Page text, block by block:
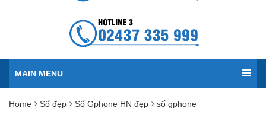
MAIN MENU
Home Số đẹp Số Gphone HN đẹp số gphone